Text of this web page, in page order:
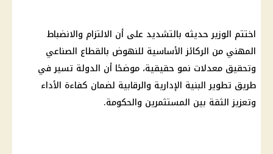
اختتم الوزير حديثه بالتشديد على أن الالتزام والانضباط
المهني من الركائز الأساسية للنهوض بالقطاع الصناعي
وتحقيق معدلات نمو حقيقية، موضحًا أن الدولة تسير في
طريق تطوير البنية الإدارية والرقابية لضمان كفاءة الأداء
وتعزيز الثقة بين المستثمرين والحكومة.